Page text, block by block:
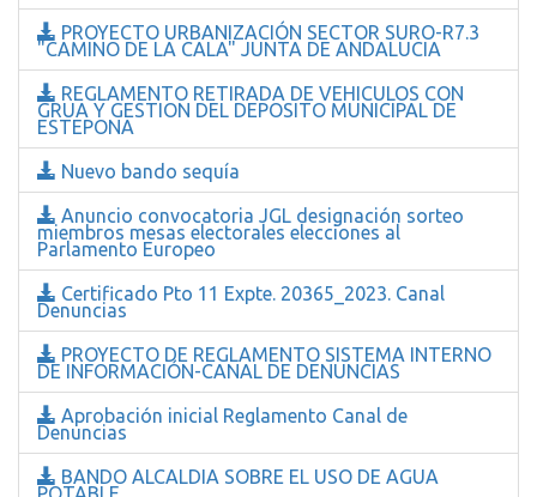
PROYECTO URBANIZACIÓN SECTOR SURO-R7.3
"CAMINO DE LA CALA" JUNTA DE ANDALUCIA
REGLAMENTO RETIRADA DE VEHICULOS CON
GRUA Y GESTION DEL DEPOSITO MUNICIPAL DE
ESTEPONA
Nuevo bando sequía
Anuncio convocatoria JGL designación sorteo
miembros mesas electorales elecciones al
Parlamento Europeo
Certificado Pto 11 Expte. 20365_2023. Canal
Denuncias
PROYECTO DE REGLAMENTO SISTEMA INTERNO
DE INFORMACIÓN-CANAL DE DENUNCIAS
Aprobación inicial Reglamento Canal de
Denuncias
BANDO ALCALDIA SOBRE EL USO DE AGUA